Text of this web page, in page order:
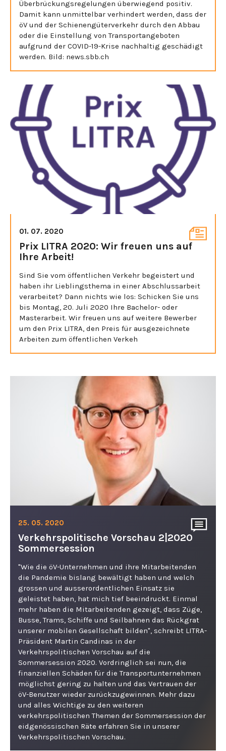
Überbrückungsregelungen überwiegend positiv.
Damit kann unmittelbar verhindert werden, dass der
öV und der Schienengüterverkehr durch den Abbau
oder die Einstellung von Transportangeboten
aufgrund der COVID-19-Krise nachhaltig geschädigt
werden. Bild: news.sbb.ch
01. 07. 2020
Prix LITRA 2020: Wir freuen uns auf
Ihre Arbeit!
Sind Sie vom öffentlichen Verkehr begeistert und
haben ihr Lieblingsthema in einer Abschlussarbeit
verarbeitet? Dann nichts wie los: Schicken Sie uns
bis Montag, 20. Juli 2020 Ihre Bachelor- oder
Masterarbeit. Wir freuen uns auf weitere Bewerber
um den Prix LITRA, den Preis für ausgezeichnete
Arbeiten zum öffentlichen Verkeh
25. 05. 2020
Verkehrspolitische Vorschau 2|2020
Sommersession
"Wie die öV-Unternehmen und ihre Mitarbeitenden
die Pandemie bislang bewältigt haben und welch
grossen und ausserordentlichen Einsatz sie
geleistet haben, hat mich tief beeindruckt. Einmal
mehr haben die Mitarbeitenden gezeigt, dass Züge,
Busse, Trams, Schiffe und Seilbahnen das Rückgrat
unserer mobilen Gesellschaft bilden", schreibt LITRA-
Präsident Martin Candinas in der
Verkehrspolitischen Vorschau auf die
Sommersession 2020. Vordringlich sei nun, die
finanziellen Schäden für die Transportunternehmen
möglichst gering zu halten und das Vertrauen der
öV-Benutzer wieder zurückzugewinnen. Mehr dazu
und alles Wichtige zu den weiteren
verkehrspolitischen Themen der Sommersession der
eidgenössischen Räte erfahren Sie in unserer
Verkehrspolitischen Vorschau.